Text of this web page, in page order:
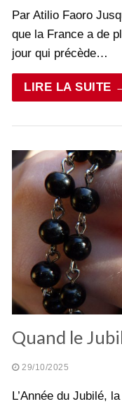
Par Atilio Faoro
que la France a de
jour qui précède…
LIRE LA SUITE
Quand le
29/10/2025
L’Année du Jubilé,